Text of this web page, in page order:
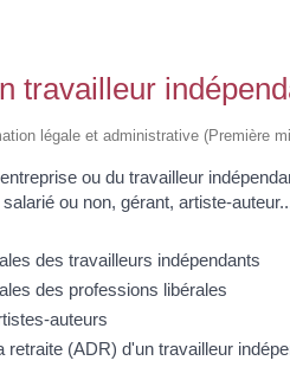
travailleur
légale et administrative (Première
ou du travailleur
ou non, gérant, artiste-
des travailleurs indépendants
des professions libérales
auteurs
(ADR) d'un travailleur